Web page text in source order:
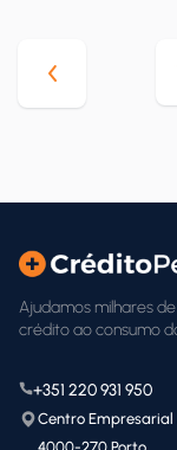
Ajudamos milhares
crédito ao consumo
+351 220 931 950
Centro Empresarial